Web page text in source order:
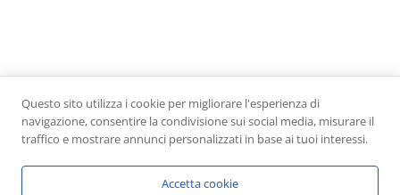
Psicologo iscritto all'albo e verificato
da
Questo sito utilizza i cookie per migliorare l'esperienza di
navigazione, consentire la condivisione sui social media, misurare il
traffico e mostrare annunci personalizzati in base ai tuoi interessi.
Accetta cookie